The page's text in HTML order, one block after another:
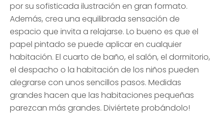
por su sofisticada ilustración en gran formato.
Además, crea una equilibrada sensación de
espacio que invita a relajarse. Lo bueno es que el
papel pintado se puede aplicar en cualquier
habitación. El cuarto de baño, el salón, el dormitorio,
el despacho o la habitación de los niños pueden
alegrarse con unos sencillos pasos. Medidas
grandes hacen que las habitaciones pequeñas
parezcan más grandes. Diviértete probándolo!